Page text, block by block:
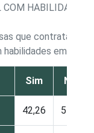
HABILIDADES
que contrataram
em TIC
Sim Não
42,26 57,74